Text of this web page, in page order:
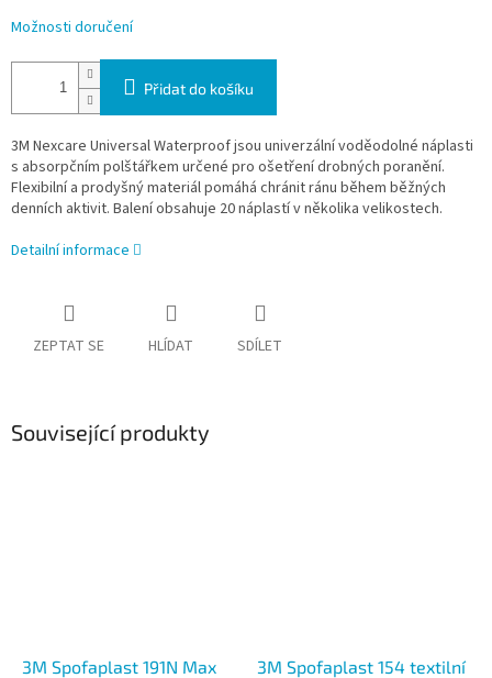
Možnosti doručení
Přidat do košíku
3M Nexcare Universal Waterproof jsou univerzální voděodolné náplasti
s absorpčním polštářkem určené pro ošetření drobných poranění.
Flexibilní a prodyšný materiál pomáhá chránit ránu během běžných
denních aktivit. Balení obsahuje 20 náplastí v několika velikostech.
Detailní informace
ZEPTAT SE HLÍDAT SDÍLET
Související produkty
3M Spofaplast 191N Max
3M Spofaplast 154 textilní